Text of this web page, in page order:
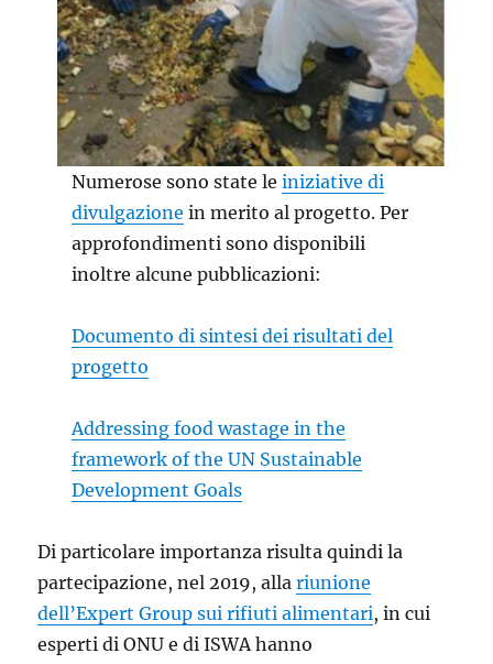
Numerose sono state le iniziative di
divulgazione in merito al progetto. Per
approfondimenti sono disponibili
inoltre alcune pubblicazioni:
Documento di sintesi dei risultati del
progetto
Addressing food wastage in the
framework of the UN Sustainable
Development Goals
Di particolare importanza risulta quindi la
partecipazione, nel 2019, allariunione
dell’Expert Group sui rifiuti alimentari, in cui
esperti di ONU e di ISWA hanno